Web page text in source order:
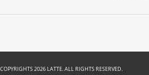
COPYRIGHTS 2026 LATTE. ALL RIGHTS RESERVED.